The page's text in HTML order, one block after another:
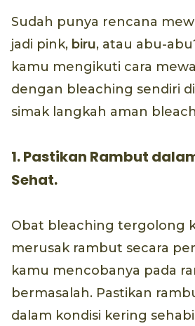
Sudah punya rencana
jadi pink, biru, atau abu-
kamu mengikuti cara
dengan bleaching sendiri
simak langkah aman
1. Pastikan Rambut
Sehat.
Obat bleaching tergolong
merusak rambut secara
kamu mencobanya pada
bermasalah. Pastikan
dalam kondisi kering